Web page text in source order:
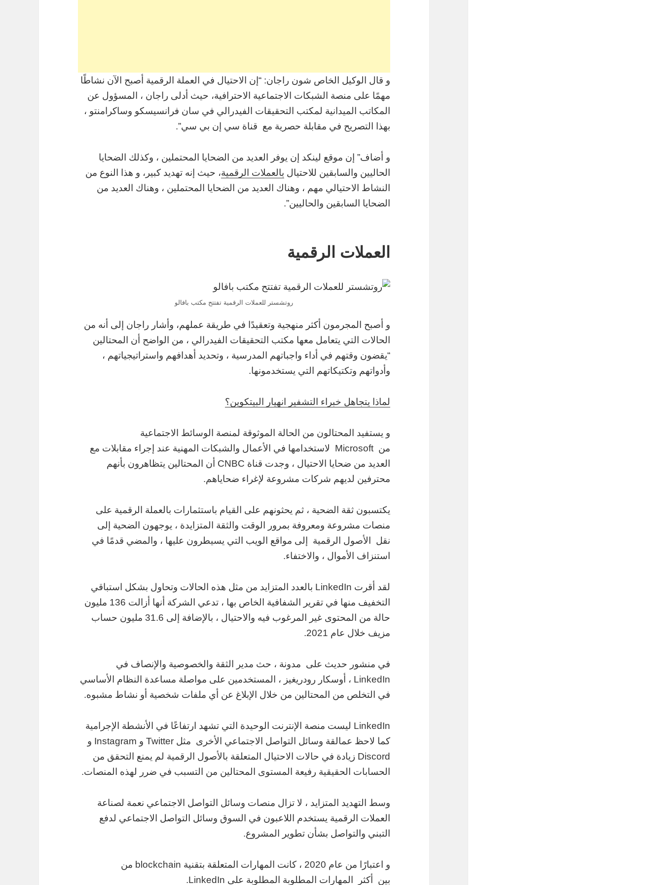
و قال الوكيل الخاص شون راجان: “إن الاحتيال في العملة الرقمية أصبح الآن نشاطًا
مهمًا على منصة الشبكات الاجتماعية الاحترافية، حيث أدلى راجان ، المسؤول عن
المكاتب الميدانية لمكتب التحقيقات الفيدرالي في سان فرانسيسكو وساكرامنتو ،
بهذا التصريح في مقابلة حصرية مع قناة سي إن بي سي”.
و أضاف” إن موقع لينكد إن يوفر العديد من الضحايا المحتملين ، وكذلك الضحايا
الحاليين والسابقين للاحتيال بالعملات الرقمية، حيث إنه تهديد كبير، و هذا النوع من
النشاط الاحتيالي مهم ، وهناك العديد من الضحايا المحتملين ، وهناك العديد من
الضحايا السابقين والحاليين”.
العملات الرقمية
روتشستر للعملات الرقمية تفتتح مكتب بافالو
و أصبح المجرمون أكثر منهجية وتعقيدًا في طريقة عملهم، وأشار راجان إلى أنه من
الحالات التي يتعامل معها مكتب التحقيقات الفيدرالي ، من الواضح أن المحتالين
“يقضون وقتهم في أداء واجباتهم المدرسية ، وتحديد أهدافهم واستراتيجياتهم ،
وأدواتهم وتكتيكاتهم التي يستخدمونها.
لماذا يتجاهل خبراء التشفير انهيار البيتكوين؟
و يستفيد المحتالون من الحالة الموثوقة لمنصة الوسائط الاجتماعية
من Microsoft لاستخدامها في الأعمال والشبكات المهنية عند إجراء مقابلات مع
العديد من ضحايا الاحتيال ، وجدت قناة CNBC أن المحتالين يتظاهرون بأنهم
محترفين لديهم شركات مشروعة لإغراء ضحاياهم.
يكتسبون ثقة الضحية ، ثم يحثونهم على القيام باستثمارات بالعملة الرقمية على
منصات مشروعة ومعروفة بمرور الوقت والثقة المتزايدة ، يوجهون الضحية إلى
نقل الأصول الرقمية إلى مواقع الويب التي يسيطرون عليها ، والمضي قدمًا في
استنزاف الأموال ، والاختفاء.
لقد أقرت LinkedIn بالعدد المتزايد من مثل هذه الحالات وتحاول بشكل استباقي
التخفيف منها في تقرير الشفافية الخاص بها ، تدعي الشركة أنها أزالت 136 مليون
حالة من المحتوى غير المرغوب فيه والاحتيال ، بالإضافة إلى 31.6 مليون حساب
مزيف خلال عام 2021.
في منشور حديث على مدونة ، حث مدير الثقة والخصوصية والإنصاف في
LinkedIn ، أوسكار رودريغيز ، المستخدمين على مواصلة مساعدة النظام الأساسي
في التخلص من المحتالين من خلال الإبلاغ عن أي ملفات شخصية أو نشاط مشبوه.
LinkedIn ليست منصة الإنترنت الوحيدة التي تشهد ارتفاعًا في الأنشطة الإجرامية
كما لاحظ عمالقة وسائل التواصل الاجتماعي الأخرى مثل Twitter و Instagram و
Discord زيادة في حالات الاحتيال المتعلقة بالأصول الرقمية لم يمنع التحقق من
الحسابات الحقيقية رفيعة المستوى المحتالين من التسبب في ضرر لهذه المنصات.
وسط التهديد المتزايد ، لا تزال منصات وسائل التواصل الاجتماعي نعمة لصناعة
العملات الرقمية يستخدم اللاعبون في السوق وسائل التواصل الاجتماعي لدفع
التبني والتواصل بشأن تطوير المشروع.
و اعتبارًا من عام 2020 ، كانت المهارات المتعلقة بتقنية blockchain من
بين أكثر المهارات المطلوبة المطلوبة على LinkedIn.